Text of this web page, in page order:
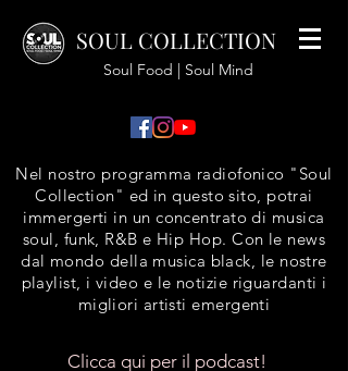
SOUL COLLECTION
Soul Food | Soul Mind
Nel nostro programma radiofonico "Soul
Collection" ed in questo sito, potrai
immergerti in un concentrato di musica
soul, funk, R&B e Hip Hop. Con le news
dal mondo della musica black, le nostre
playlist, i video e le notizie riguardanti i
migliori artisti emergenti
Clicca qui per il podcast!